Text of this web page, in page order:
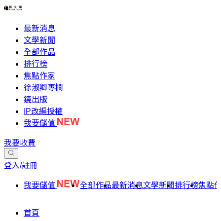
最新消息
文學新聞
全部作品
排行榜
焦點作家
徐淑卿專欄
鏡出版
IP改編授權
我要儲值
我要收費
登入/註冊
我要儲值 全部作品最新消息文學新聞排行榜焦點
首頁